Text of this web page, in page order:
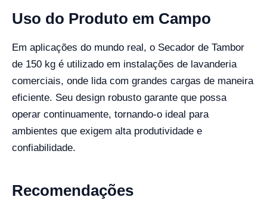
Uso do Produto em Campo
Em aplicações do mundo real, o Secador de Tambor
de 150 kg é utilizado em instalações de lavanderia
comerciais, onde lida com grandes cargas de maneira
eficiente. Seu design robusto garante que possa
operar continuamente, tornando-o ideal para
ambientes que exigem alta produtividade e
confiabilidade.
Recomendações